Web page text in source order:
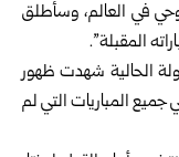
في العالم، وسأطلق
المقبلة”.
الحالية شهدت ظهور
جميع المباريات التي لم